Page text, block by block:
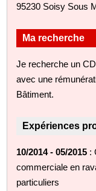
95230 Soisy Sous
Ma recherche
Je recherche un
avec une
Bâtiment.
Expériences
10/2014 - 05/2015 :
commerciale en
particuliers